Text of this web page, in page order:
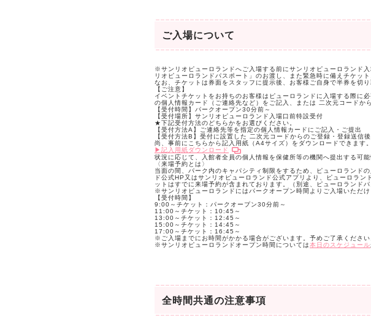
ご入場について
※サンリオピューロランドへご入場する前にサンリオピューロランド
リオピューロランドパスポート」のお渡し、また緊急時に備えチケッ
なお、 チケットは券面をスタッフに提示後、お客様ご自身で半券を切
【ご注意】
イベントチケットをお持ちのお客様はピューロランドに入場する際に
の個人情報カード（ご連絡先など）をご記入、または 二次元コードか
【受付時間】パークオープン30分前～
【受付場所】サンリオピューロランド入場口前特設受付
★下記受付方法のどちらかをお選びください。
【受付方法A】ご連絡先等を指定の個人情報カードにご記入・ご提出
【受付方法B】受付に設置した 二次元コードからのご登録・登録送信
尚、事前にこちらから記入用紙（A4サイズ）をダウンロードできます。
▶︎記入用紙ダウンロード
状況に応じて、入館者全員の個人情報を保健所等の機関へ提出する可
〈来場予約とは〉
当面の間、パーク内のキャパシティ制限をするため、ピューロランド
ド公式HP又はサンリオピューロランド公式アプリより、ピューロラ
ットはすでに来場予約が含まれております。（別途、ピューロランド
※サンリオピューロランドにはパークオープン時間よりご入場いただけ
【受付時間】
9:00～チケット：パークオープン30分前～
11:00～チケット：10:45～
13:00～チケット：12:45～
15:00～チケット：14:45～
17:00～チケット：16:45～
※ご入場までにお時間がかかる場合がございます。予めご了承ください
※サンリオピューロランドオープン時間については本日のスケジュール
全時間共通の注意事項